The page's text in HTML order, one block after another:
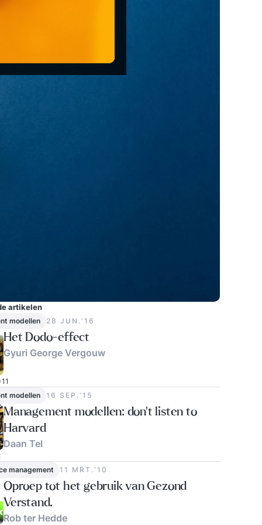
artikelen
modellen 28 JUN.‘16
Het Dodo-effect
Gyuri George Vergouw
11
modellen
16 SEP.‘15
Management modellen: don't listen to
Harvard
Daan Tel
management
11 MRT.‘10
Oproep tot het gebruik van Gezond
Verstand.
Rob ter Hedde